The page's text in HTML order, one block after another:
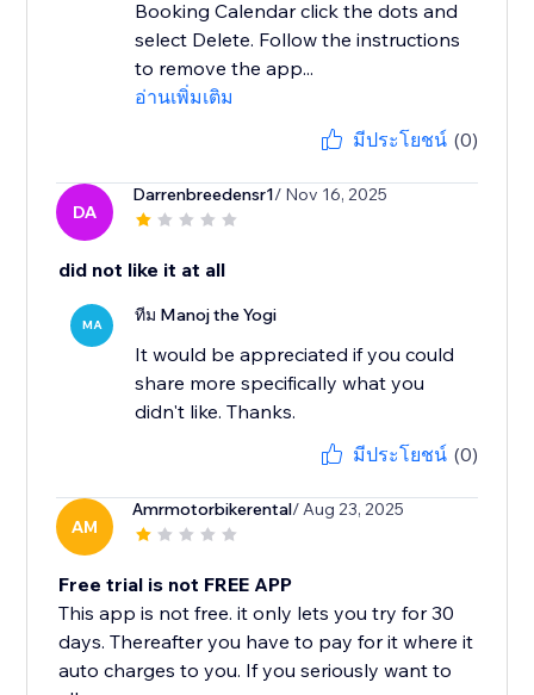
Booking Calendar click the dots and
select Delete. Follow the instructions
to remove the app...
อ่านเพิ่มเติม
มีประโยชน์ (0)
DA
Darrenbreedensr1/ Nov 16, 2025
did not like it at all
MA ทีม Manoj the Yogi
It would be appreciated if you could
share more specifically what you
didn't like. Thanks.
มีประโยชน์ (0)
AM
Amrmotorbikerental/ Aug 23, 2025
Free trial is not FREE APP
This app is not free. it only lets you try for 30
days. Thereafter you have to pay for it where it
auto charges to you. If you seriously want to